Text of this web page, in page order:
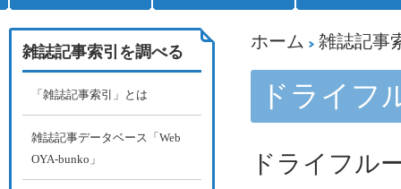
ホーム 雑誌記事
ドライフ
ドライフル
雑誌記事索引を調べる
「雑誌記事索引」とは
雑誌記事データベース「Web
OYA-bunko」